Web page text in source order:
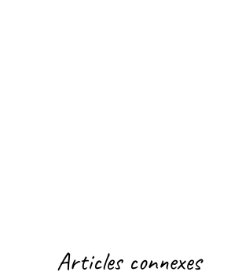
Articles connexes